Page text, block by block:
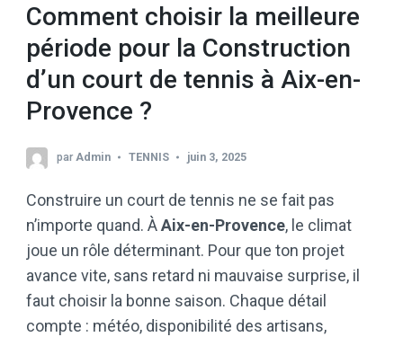
Comment choisir la meilleure
période pour la Construction
d’un court de tennis à Aix-en-
Provence ?
parAdmin TENNIS juin 3, 2025
Construire un court de tennis ne se fait pas
n’importe quand. ÀAix-en-Provence, le climat
joue un rôle déterminant. Pour que ton projet
avance vite, sans retard ni mauvaise surprise, il
faut choisir la bonne saison. Chaque détail
compte : météo, disponibilité des artisans,